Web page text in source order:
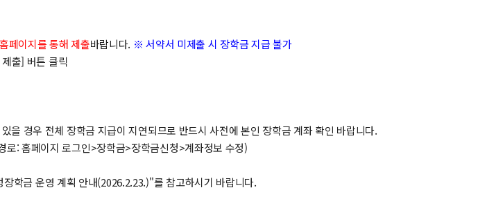
페이지를 통해 제출바랍니다. ※ 서약서 미제출 시 장학금 지급불가
출] 버튼 클릭
을 경우 전체 장학금 지급이 지연되므로 반드시 사전에 본인 장학금 계좌 확인 바랍니다.
: 홈페이지 로그인>장학금>장학금신청>계좌정보 수정)
학금 운영 계획 안내(2026.2.23.)"를 참고하시기 바랍니다.